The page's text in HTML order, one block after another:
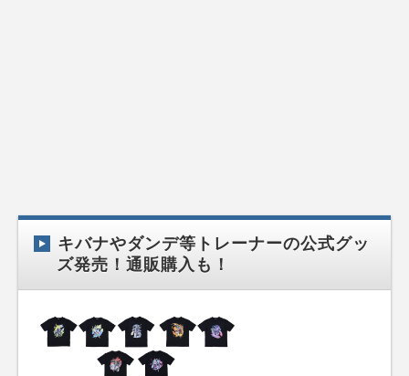
キバナやダンデ等トレーナーの公式グッ
ズ発売！通販購入も！